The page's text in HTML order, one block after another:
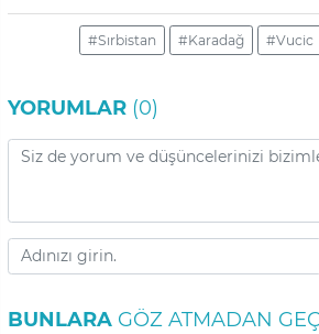
#Sırbistan #Karadağ #Vucic
YORUMLAR (0)
BUNLARA GÖZ ATMADAN